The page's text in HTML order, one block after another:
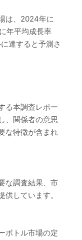
は、2024年に
年平均成長率
達すると予測さ
る本調査レポー
、関係者の意思
な特徴が含まれ
な調査結果、市
しています。
ボトル市場の定